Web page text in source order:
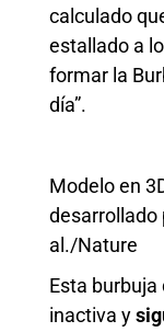
calculado
estallado a
formar la
día”.
Modelo en
desarrollado
al./Nature
Esta
inactiva y